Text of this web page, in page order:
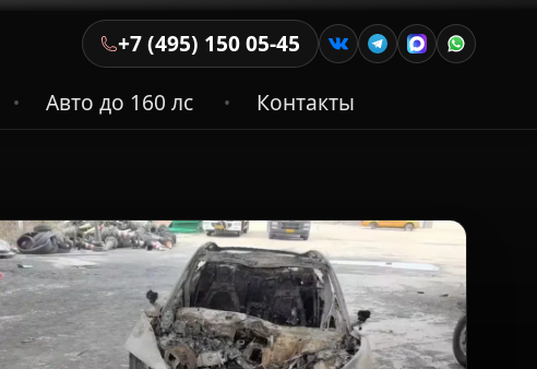
+7 (495) 150 05-45
• Авто до 160 лс • Контакты